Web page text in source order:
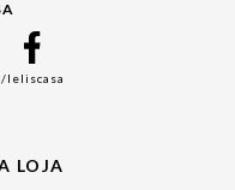
/leliscasa
LOJA